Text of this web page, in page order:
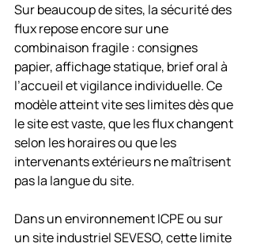
Sur beaucoup de sites, la sécurité des
flux repose encore sur une
combinaison fragile : consignes
papier, affichage statique, brief oral à
l’accueil et vigilance individuelle. Ce
modèle atteint vite ses limites dès que
le site est vaste, que les flux changent
selon les horaires ou que les
intervenants extérieurs ne maîtrisent
pas la langue du site.
Dans un environnement ICPE ou sur
un site industriel SEVESO, cette limite